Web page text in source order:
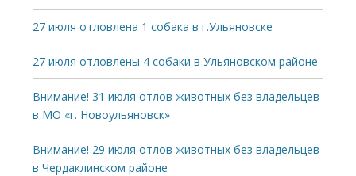
27 июля отловлена 1 собака в г.Ульяновске
27 июля отловлены 4 собаки в Ульяновском районе
Внимание! 31 июля отлов животных без владельцев
в МО «г. Новоульяновск»
Внимание! 29 июля отлов животных без владельцев
в Чердаклинском районе